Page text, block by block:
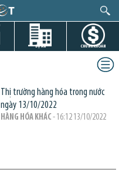
DỰ ÁN CHỨNG KHOÁN
Thị trường hàng hóa trong nước
ngày 13/10/2022
HÀNG HÓA KHÁC - 16:12 13/10/2022